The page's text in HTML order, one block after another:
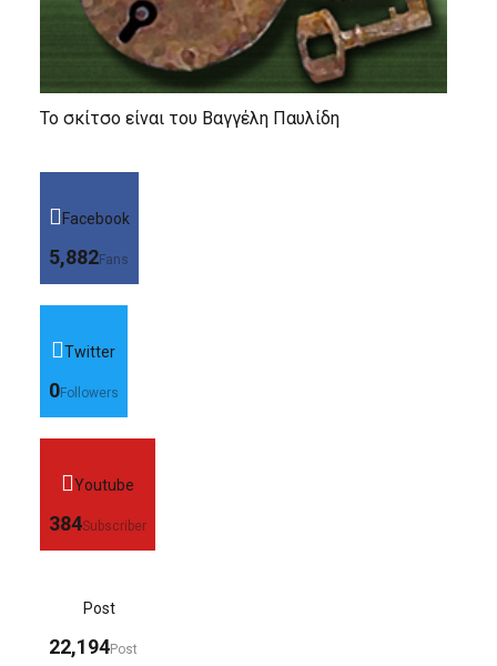
Το σκίτσο είναι του Βαγγέλη Παυλίδη
Facebook
5,882Fans
Twitter
0Followers
Youtube
384Subscriber
Post
22,194Post